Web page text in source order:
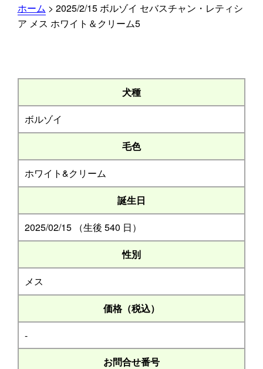
ホーム > 2025/2/15 ボルゾイ セバスチャン・レティシ
ア メス ホワイト＆クリーム5
犬種
ボルゾイ
毛色
ホワイト&クリーム
誕生日
2025/02/15 （生後 540 日）
性別
メス
価格（税込）
-
お問合せ番号